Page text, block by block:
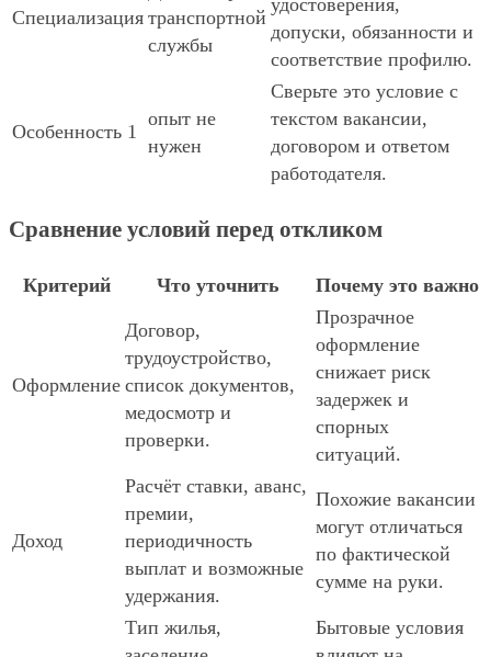
Специализация транспортной
службы
удостоверения,
допуски, обязанности и
соответствие профилю.
Особенность 1
опыт не
нужен
Сверьте это условие с
текстом вакансии,
договором и ответом
работодателя.
Сравнение условий перед откликом
Критерий Что уточнить Почему это важно
Оформление
Договор,
трудоустройство,
список документов,
медосмотр и
проверки.
Прозрачное
оформление
снижает риск
задержек и
спорных
ситуаций.
Доход
Расчёт ставки, аванс,
премии,
периодичность
выплат и возможные
удержания.
Похожие вакансии
могут отличаться
по фактической
сумме на руки.
Тип жилья,
Бытовые условия